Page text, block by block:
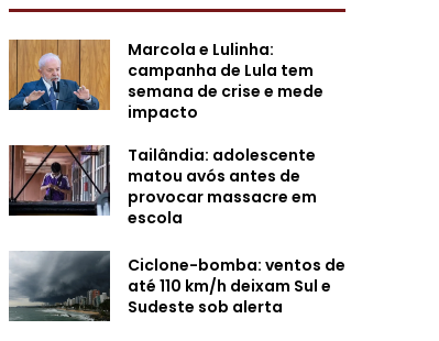
Marcola e Lulinha:
campanha de Lula tem
semana de crise e mede
impacto
Tailândia: adolescente
matou avós antes de
provocar massacre em
escola
Ciclone-bomba: ventos de
até 110 km/h deixam Sul e
Sudeste sob alerta